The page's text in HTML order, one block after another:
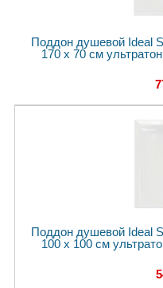
Поддон душевой Ideal
170 x 70 см
Поддон душевой Ideal
100 x 100 см